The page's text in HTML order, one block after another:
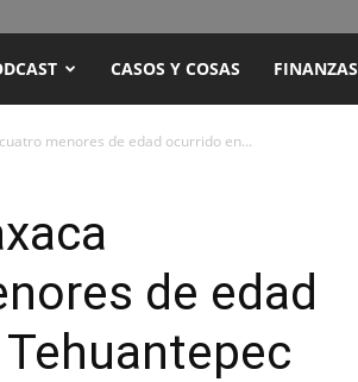
CASOS Y COSAS FINANZAS
menores de edad ocurrido en...
de edad